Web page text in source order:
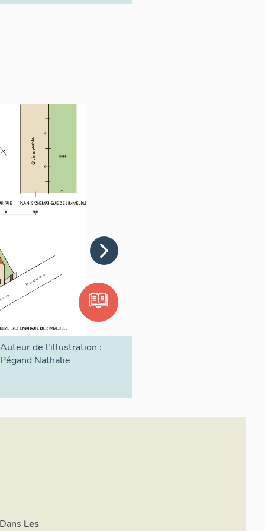
Auteur de l'illustration :
Pégand Nathalie
Les